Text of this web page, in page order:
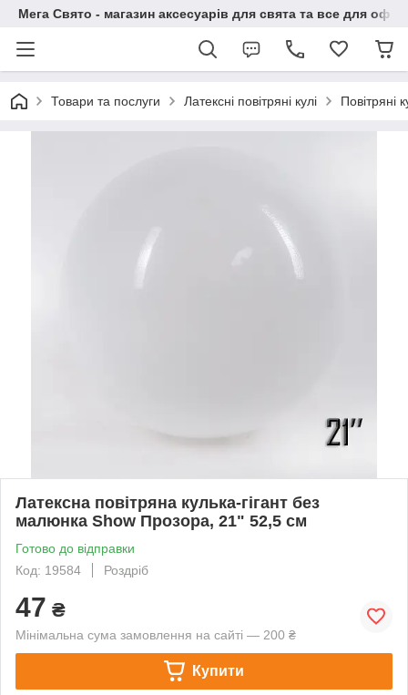
Мега Свято - магазин аксесуарів для свята та все для
Товари та послуги Латексні повітряні кулі Повітряні
Латексна повітряна кулька-гігант без
малюнка Show Прозора, 21" 52,5 см
Готово до відправки
Код: 19584
Роздріб
47 ₴
Мінімальна сума замовлення на сайті — 200 ₴
Купити